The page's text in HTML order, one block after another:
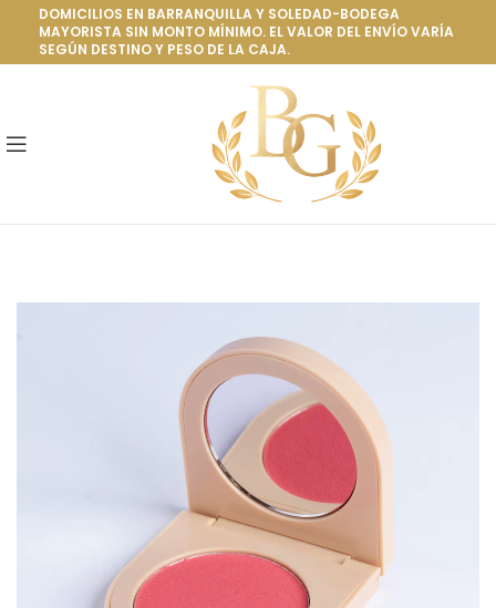
DOMICILIOS EN BARRANQUILLA Y SOLEDAD-BODEGA
MAYORISTA SIN MONTO MÍNIMO. EL VALOR DEL ENVÍO VARÍA
SEGÚN DESTINO Y PESO DE LA CAJA.